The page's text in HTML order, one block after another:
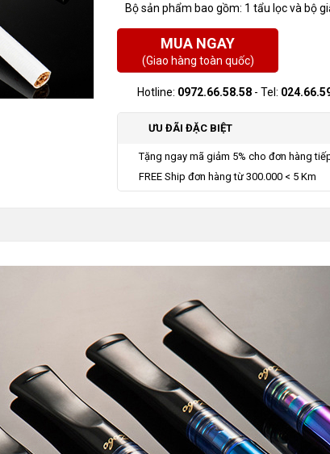
Bộ sản phẩm bao gồm: 1 tẩu lọc và bộ
MUA NGAY
(Giao hàng toàn quốc)
Hotline: 0972.66.58.58 - Tel:
ƯU ĐÃI ĐẶC BIỆT
Tặng ngay mã giảm 5% cho đơn hàng
FREE Ship đơn hàng từ 300.000 < 5 Km